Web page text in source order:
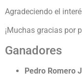
Agradeciendo el
¡Muchas gracias por
Ganadores
Pedro Romero